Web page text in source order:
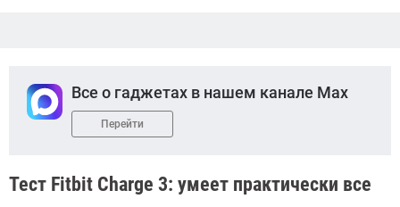
Все о гаджетах в нашем канале Max
Перейти
Тест Fitbit Charge 3: умеет практически все